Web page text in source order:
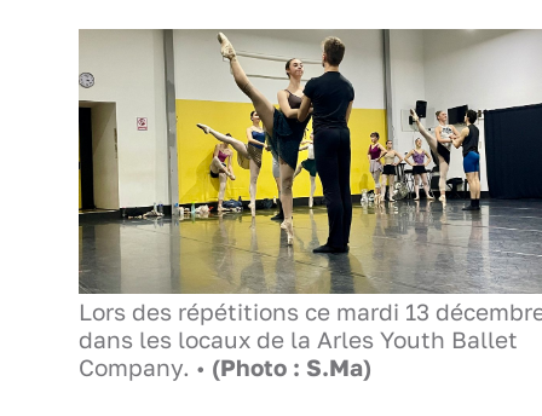
Lors des répétitions ce mardi 13
dans les locaux de la Arles Youth Ballet
Company. • (Photo : S.Ma)